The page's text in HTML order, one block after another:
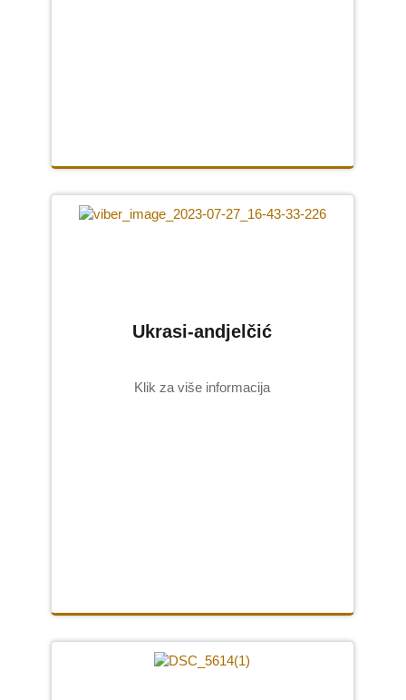
Ukrasi-andjelčić
Klik za više informacija